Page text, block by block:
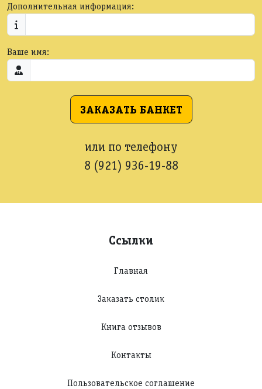
Дополнительная информация:
Ваше имя:
ЗАКАЗАТЬ БАНКЕТ
или по телефону
8 (921) 936-19-88
Ссылки
Главная
Заказать столик
Книга отзывов
Контакты
Пользовательское соглашение